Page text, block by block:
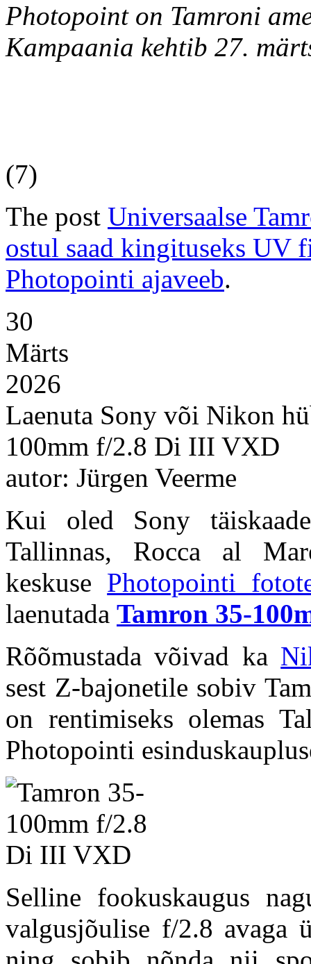
Photopoint on Tamroni
Kampaania kehtib 27.
(7)
The post Universaalse
ostul saad kingituseks UV
Photopointi ajaveeb.
30
Märts
2026
Laenuta Sony või Nikon
100mm f/2.8 Di III VXD
autor: Jürgen Veerme
Kui oled Sony
Tallinnas, Rocca al
keskuse Photopointi
laenutada Tamron 35-
Rõõmustada võivad ka
sest Z-bajonetile sobiv
on rentimiseks olemas
Photopointi
Selline fookuskaugus
valgusjõulise f/2.8 avaga